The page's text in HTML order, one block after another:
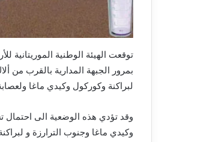
توقعت الهيئة الوطنية الموريتانية
بمرور الجبهة المدارية بالقرب
لبراكنة وكوركول وكيدي ماغا
وقد تؤدي هذه الوضعية الى
وكيدي ماغا وجنوب الترارزة و